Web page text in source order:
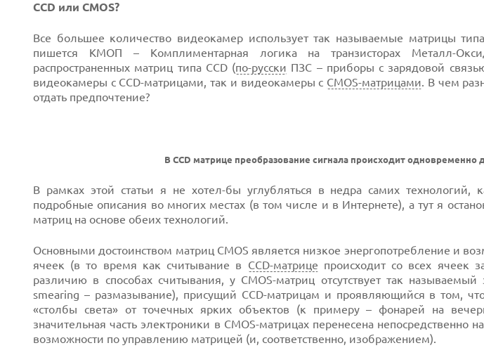
CCD или CMOS?
Все большее количество видеокамер использует так называемые матрицы типа
пишется КМОП – Комплиментарная логика на транзисторах Металл-
распространенных матриц типа CCD (по-русски ПЗС – приборы с зарядовой
видеокамеры с CCD-матрицами, так и видеокамеры с CMOS-матрицами. В чем
отдать предпочтение?
В CCD матрице преобразование сигнала происходит одновременно
В рамках этой статьи я не хотел-бы углубляться в недра самих
подробные описания во многих местах (в том числе и в Интернете), а тут я
матриц на основе обеих технологий.
Основными достоинством матриц CMOS является низкое энергопотребление и
ячеек (в то время как считывание в CCD-матрице происходит со всех ячеек
различию в способах считывания, у CMOS-матриц отсутствует так
smearing – размазывание), присущий CCD-матрицам и проявляющийся в том,
«столбы света» от точечных ярких объектов (к примеру – фонарей на
значительная часть электроники в CMOS-матрицах перенесена непосредственно
возможности по управлению матрицей (и, соответственно, изображением).
Next